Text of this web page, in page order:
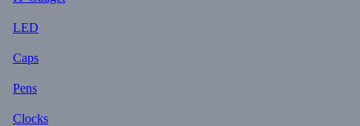
LED
Caps
Pens
Clocks